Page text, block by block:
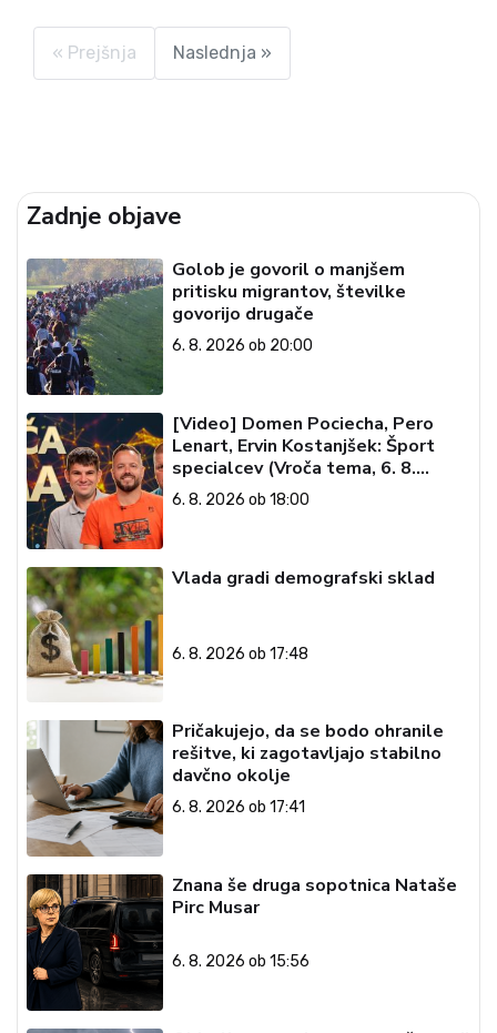
terorističnega napada naprej opustošen Po
terorističnem napadu 13. novembra v...
« Prejšnja Naslednja »
Zadnje objave
Golob je govoril o manjšem
pritisku migrantov, številke
govorijo drugače
6. 8. 2026 ob 20:00
[Video] Domen Pociecha, Pero
Lenart, Ervin Kostanjšek: Šport
specialcev (Vroča tema, 6. 8.
2026)
6. 8. 2026 ob 18:00
Vlada gradi demografski sklad
6. 8. 2026 ob 17:48
Pričakujejo, da se bodo ohranile
rešitve, ki zagotavljajo stabilno
davčno okolje
6. 8. 2026 ob 17:41
Znana še druga sopotnica Nataše
Pirc Musar
6. 8. 2026 ob 15:56